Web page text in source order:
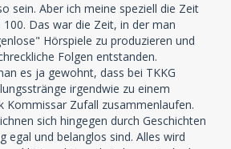
sein. Aber ich meine speziell die Zeit
Das war die Zeit, in der man
Hörspiele zu produzieren und
Folgen entstanden.
es ja gewohnt, dass bei TKKG
irgendwie zu einem
Kommissar Zufall zusammenlaufen.
sich hingegen durch Geschichten
egal und belanglos sind. Alles wird